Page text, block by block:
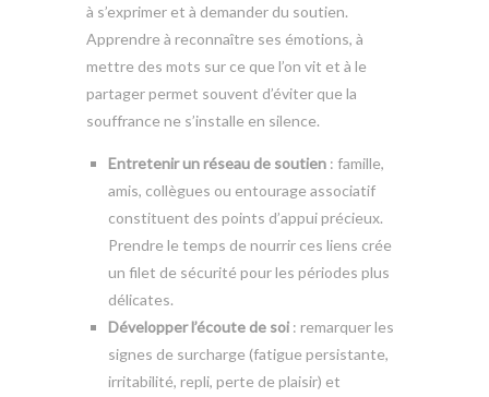
à s’exprimer et à demander du soutien.
Apprendre à reconnaître ses émotions, à
mettre des mots sur ce que l’on vit et à le
partager permet souvent d’éviter que la
souffrance ne s’installe en silence.
Entretenir un réseau de soutien : famille,
amis, collègues ou entourage associatif
constituent des points d’appui précieux.
Prendre le temps de nourrir ces liens crée
un filet de sécurité pour les périodes plus
délicates.
Développer l’écoute de soi : remarquer les
signes de surcharge (fatigue persistante,
irritabilité, repli, perte de plaisir) et